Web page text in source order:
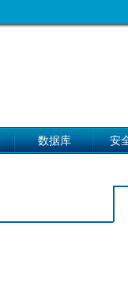
数据库 安